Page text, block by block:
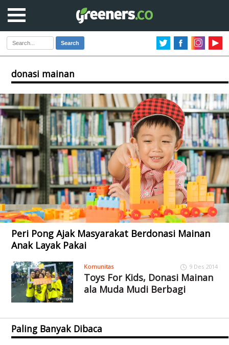
Search
donasi mainan
Peri Pong Ajak Masyarakat Berdonasi Mainan
Anak Layak Pakai
Komunitas 9 Des 2014
Toys For Kids, Donasi Mainan
ala Muda Mudi Berbagi
Paling Banyak Dibaca